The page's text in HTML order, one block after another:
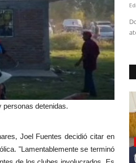
personas detenidas.
Joel Fuentes decidió citar en
"Lamentablemente se terminó
marco de la condena por injurias y
declaraciones...